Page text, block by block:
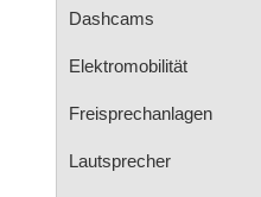
Dashcams
Elektromobilität
Freisprechanlagen
Lautsprecher